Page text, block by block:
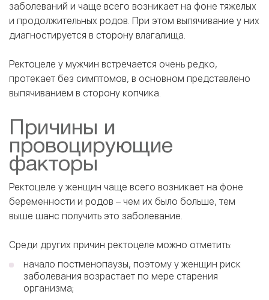
заболеваний и чаще всего возникает на фоне тяжелых
и продолжительных родов. При этом выпячивание у них
диагностируется в сторону влагалища.
Ректоцеле у мужчин встречается очень редко,
протекает без симптомов, в основном представлено
выпячиванием в сторону копчика.
Причины и
провоцирующие
факторы
Ректоцеле у женщин чаще всего возникает на фоне
беременности и родов – чем их было больше, тем
выше шанс получить это заболевание.
Среди других причин ректоцеле можно отметить:
начало постменопаузы, поэтому у женщин риск
заболевания возрастает по мере старения
организма;